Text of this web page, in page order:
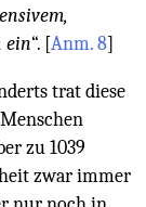
ein“. [Anm. 8]
trat diese
zu 1039
zwar immer